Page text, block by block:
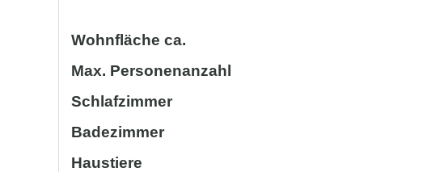
Wohnfläche ca.
Max. Personenanzahl
Schlafzimmer
Badezimmer
Haustiere